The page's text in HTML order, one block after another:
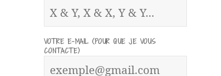
VOTRE E-MAIL (POUR QUE JE VOUS
CONTACTE)